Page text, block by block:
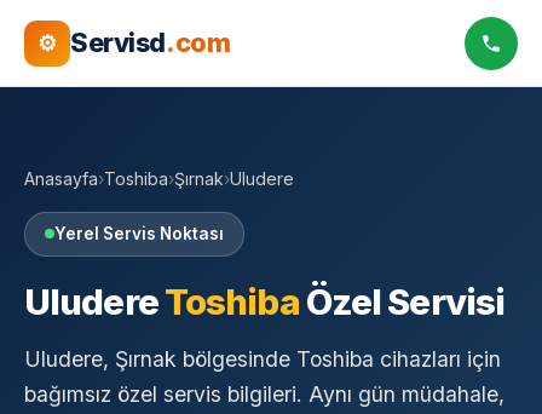
⚙ Servisd.com
Anasayfa›Toshiba›Şırnak›Uludere
Yerel Servis Noktası
UludereToshibaÖzel Servisi
Uludere, Şırnak bölgesinde Toshiba cihazları için
bağımsız özel servis bilgileri. Aynı gün müdahale,